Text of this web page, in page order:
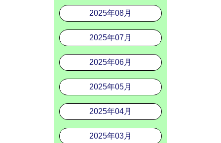
2025年08月
2025年07月
2025年06月
2025年05月
2025年04月
2025年03月